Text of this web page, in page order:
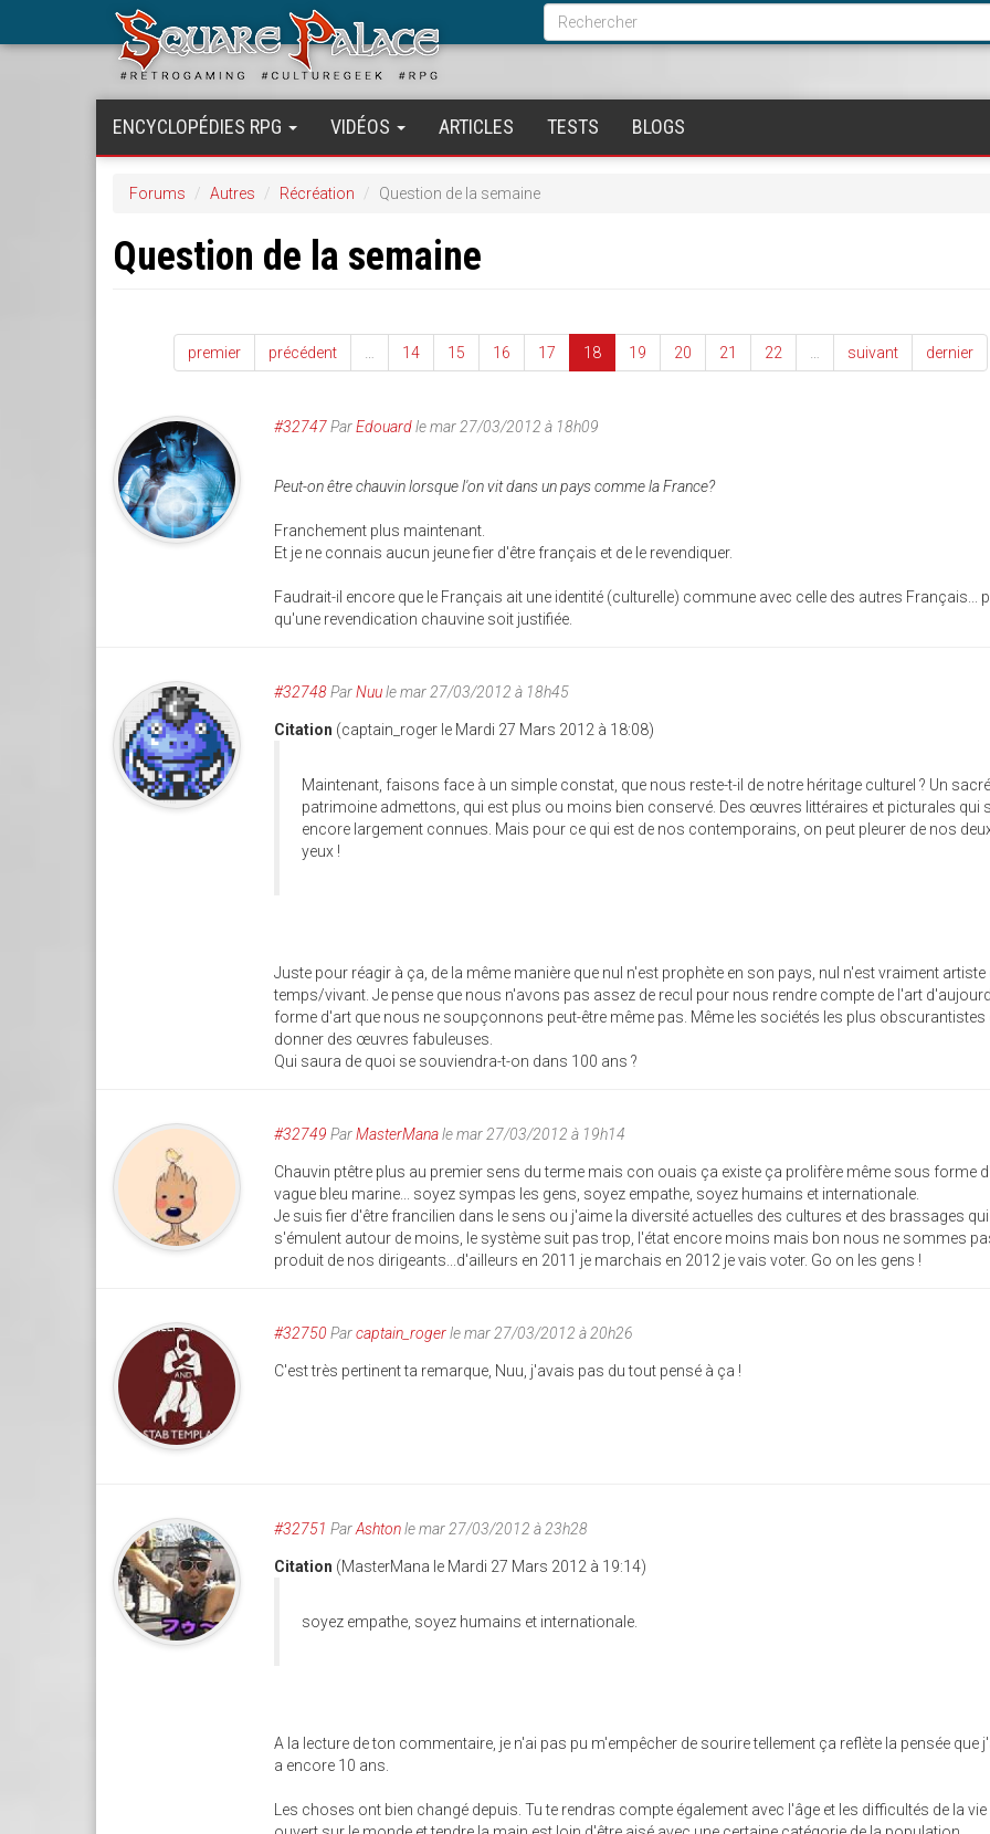
Formulaire
de
recherche
Rechercher
ENCYCLOPÉDIES RPG VIDÉOS ARTICLES TESTS BLOGS
Forums Autres Récréation Question de la semaine
Question de la semaine
premier précédent 14 15 16 17 18 19 20 21 22 suivant dernier
#32747ParEdouardle mar 27/03/2012 à 18h09
Peut-on être chauvin lorsque l'on vit dans un pays comme la France?
Franchement plus maintenant.
Et je ne connais aucun jeune fier d'être français et de le revendiquer.
Faudrait-il encore que le Français ait une identité (culturelle) commune avec celle des autres Français...
qu'une revendication chauvine soit justifiée.
#32748ParNuule mar 27/03/2012 à 18h45
Citation (captain_roger le Mardi 27 Mars 2012 à 18:08)
Maintenant, faisons face à un simple constat, que nous reste-t-il de notre héritage culturel ? Un sacré
patrimoine admettons, qui est plus ou moins bien conservé. Des œuvres littéraires et picturales qui
encore largement connues. Mais pour ce qui est de nos contemporains, on peut pleurer de nos
yeux !
Juste pour réagir à ça, de la même manière que nul n'est prophète en son pays, nul n'est vraiment artiste
temps/vivant. Je pense que nous n'avons pas assez de recul pour nous rendre compte de l'art
forme d'art que nous ne soupçonnons peut-être même pas. Même les sociétés les plus obscurantistes
donner des œuvres fabuleuses.
Qui saura de quoi se souviendra-t-on dans 100 ans ?
#32749 ParMasterManale mar 27/03/2012 à 19h14
Chauvin ptêtre plus au premier sens du terme mais con ouais ça existe ça prolifère même sous forme
vague bleu marine... soyez sympas les gens, soyez empathe, soyez humains et internationale.
Je suis fier d'être francilien dans le sens ou j'aime la diversité actuelles des cultures et des brassages qui
s'émulent autour de moins, le système suit pas trop, l'état encore moins mais bon nous ne sommes
produit de nos dirigeants...d'ailleurs en 2011 je marchais en 2012 je vais voter. Go on les gens !
#32750 Parcaptain_rogerle mar 27/03/2012 à 20h26
C'est très pertinent ta remarque, Nuu, j'avais pas du tout pensé à ça !
#32751 ParAshtonle mar 27/03/2012 à 23h28
Citation (MasterMana le Mardi 27 Mars 2012 à 19:14)
soyez empathe, soyez humains et internationale.
A la lecture de ton commentaire, je n'ai pas pu m'empêcher de sourire tellement ça reflète la pensée que
a encore 10 ans.
Les choses ont bien changé depuis. Tu te rendras compte également avec l'âge et les difficultés de la vie